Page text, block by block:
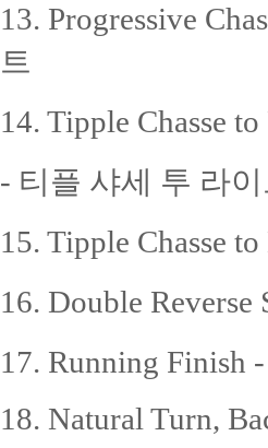
13. Progressive
트
14. Tipple Chasse
- 티플 샤세 투 라
15. Tipple Chasse
16. Double
17. Running Finish
18. Natural Turn,